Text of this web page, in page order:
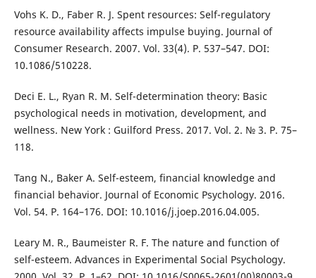
Vohs K. D., Faber R. J. Spent resources: Self-regulatory
resource availability affects impulse buying. Journal of
Consumer Research. 2007. Vol. 33(4). P. 537–547. DOI:
10.1086/510228.
Deci E. L., Ryan R. M. Self-determination theory: Basic
psychological needs in motivation, development, and
wellness. New York : Guilford Press. 2017. Vol. 2. № 3. P. 75–
118.
Tang N., Baker A. Self-esteem, financial knowledge and
financial behavior. Journal of Economic Psychology. 2016.
Vol. 54. P. 164–176. DOI: 10.1016/j.joep.2016.04.005.
Leary M. R., Baumeister R. F. The nature and function of
self-esteem. Advances in Experimental Social Psychology.